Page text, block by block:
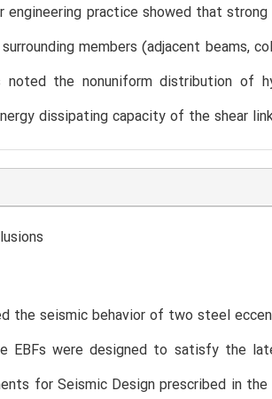
engineering practice showed that
members (adjacent beams,
the nonuniform distribution of
dissipating capacity of the shear
the seismic behavior of two steel
EBFs were designed to satisfy the
for Seismic Design prescribed in